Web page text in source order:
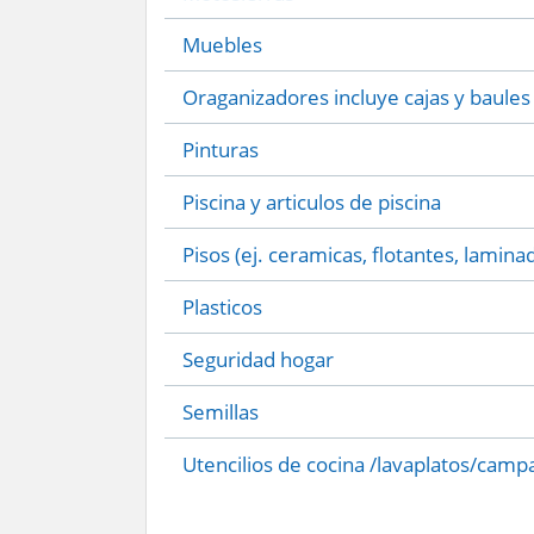
Muebles
Oraganizadores incluye cajas y baules
Pinturas
Piscina y articulos de piscina
Pisos (ej. ceramicas, flotantes,
Plasticos
Seguridad hogar
Semillas
Utencilios de cocina /lavaplatos/